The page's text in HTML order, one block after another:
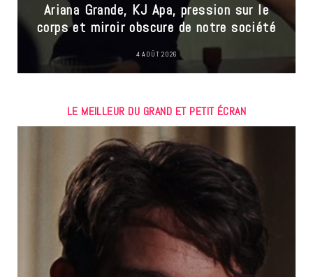
Ariana Grande, KJ Apa, pression sur le
corps et miroir obscure de notre société
4 AOÛT 2026
LE MEILLEUR DU GRAND ET PETIT ÉCRAN